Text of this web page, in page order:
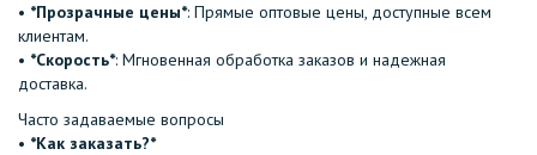
•⁠ ⁠ *Прозрачные цены*: Прямые оптовые цены, доступные всем
клиентам.
•⁠ ⁠ *Скорость*: Мгновенная обработка заказов и надежная
доставка.
Часто задаваемые вопросы
•⁠ ⁠*Как заказать?*